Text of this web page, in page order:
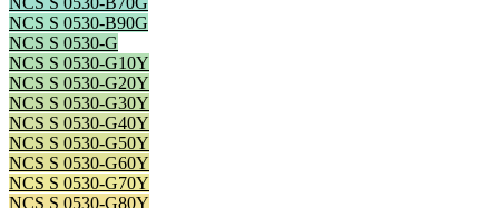
NCS S 0530-B90G
NCS S 0530-G
NCS S 0530-G10Y
NCS S 0530-G20Y
NCS S 0530-G30Y
NCS S 0530-G40Y
NCS S 0530-G50Y
NCS S 0530-G60Y
NCS S 0530-G70Y
NCS S 0530-G80Y